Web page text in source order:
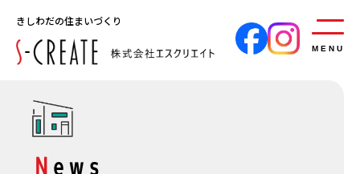
きしわだの住まいづくり
MENU
News